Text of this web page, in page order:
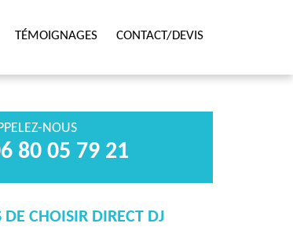
TÉMOIGNAGES CONTACT/DEVIS
NOUS
80 05 79 21
DE CHOISIR DIRECT DJ